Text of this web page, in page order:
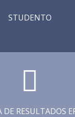
STUDENTO
DE RESULTADOS